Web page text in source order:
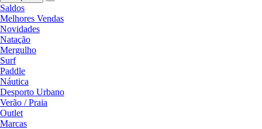
Saldos
Melhores Vendas
Novidades
Natação
Mergulho
Surf
Paddle
Náutica
Desporto Urbano
Verão / Praia
Outlet
Marcas